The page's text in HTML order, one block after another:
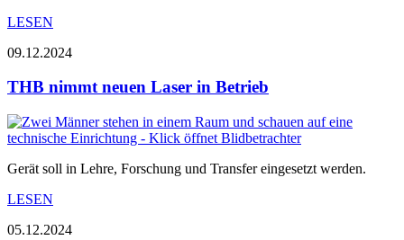
LESEN
09.12.2024
THB nimmt neuen Laser in Betrieb
Gerät soll in Lehre, Forschung und Transfer eingesetzt werden.
LESEN
05.12.2024